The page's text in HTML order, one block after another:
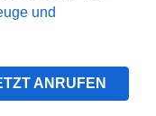
und
ANRUFEN